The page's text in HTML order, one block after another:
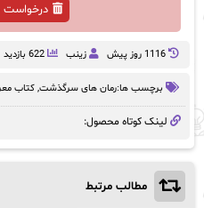
1116 روز پيش زینب 622 بازدید
برچسب ها:رمان های سرگذشت,کتاب
لینک کوتاه محصول:
مطالب مرتبط